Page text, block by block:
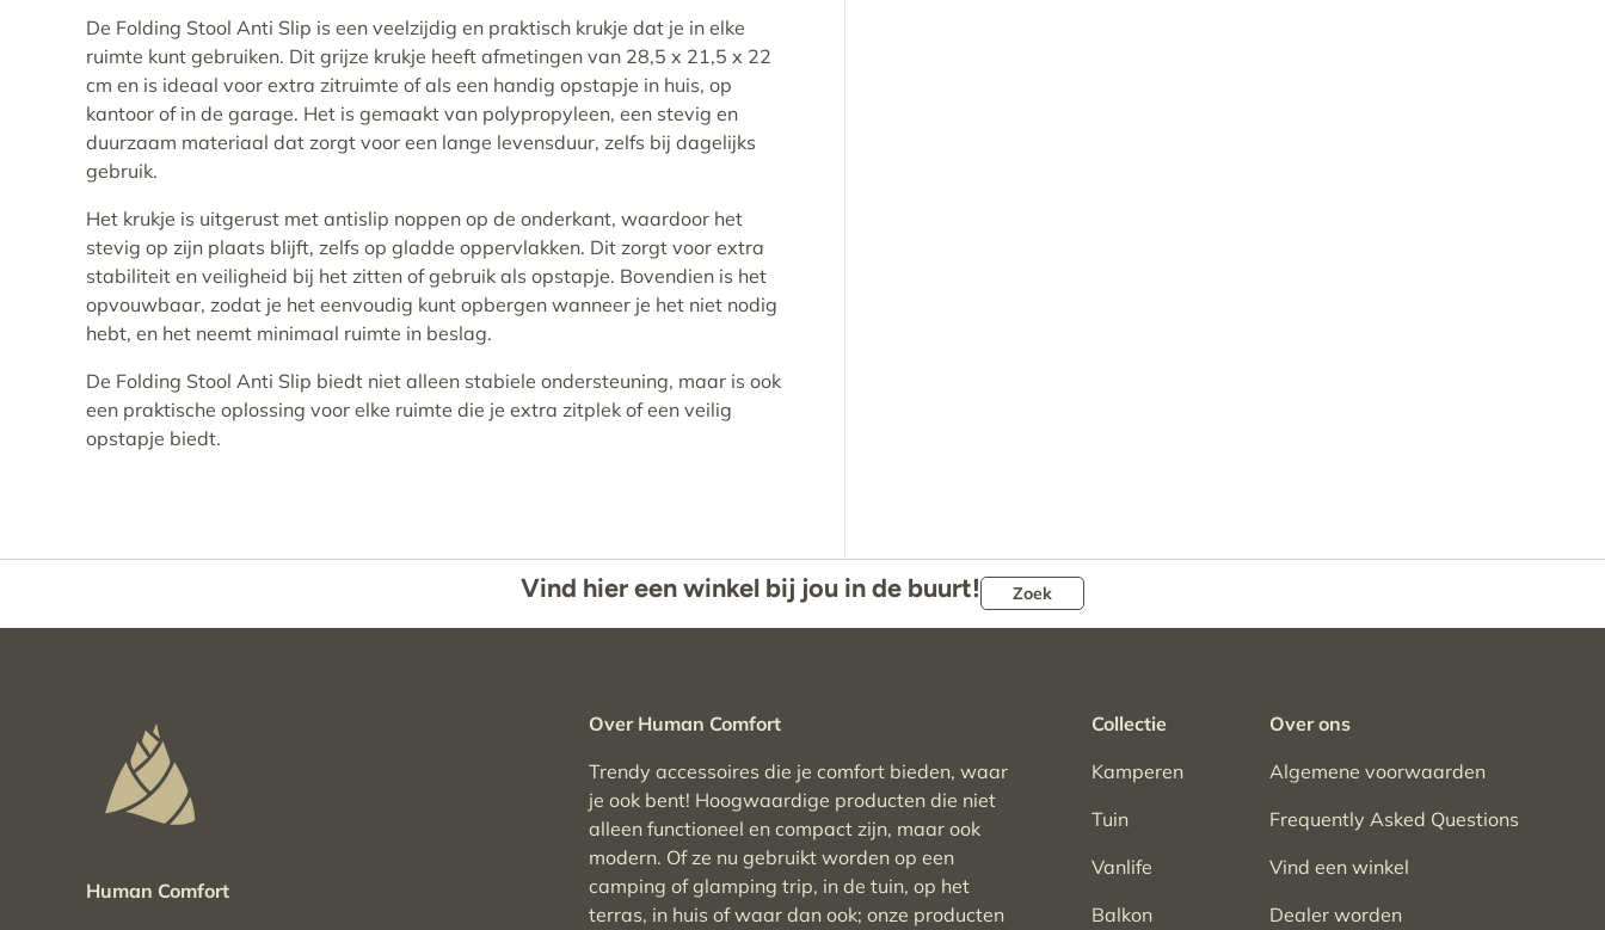
De Folding Stool Anti Slip is een veelzijdig en praktisch krukje dat je in elke
ruimte kunt gebruiken. Dit grijze krukje heeft afmetingen van 28,5 x 21,5 x 22
cm en is ideaal voor extra zitruimte of als een handig opstapje in huis, op
kantoor of in de garage. Het is gemaakt van polypropyleen, een stevig en
duurzaam materiaal dat zorgt voor een lange levensduur, zelfs bij dagelijks
gebruik.
Het krukje is uitgerust met antislip noppen op de onderkant, waardoor het
stevig op zijn plaats blijft, zelfs op gladde oppervlakken. Dit zorgt voor extra
stabiliteit en veiligheid bij het zitten of gebruik als opstapje. Bovendien is het
opvouwbaar, zodat je het eenvoudig kunt opbergen wanneer je het niet nodig
hebt, en het neemt minimaal ruimte in beslag.
De Folding Stool Anti Slip biedt niet alleen stabiele ondersteuning, maar is ook
een praktische oplossing voor elke ruimte die je extra zitplek of een veilig
opstapje biedt.
Vind hier een winkel bij jou in de buurt! Zoek
Human Comfort
Over Human Comfort
Trendy accessoires die je comfort bieden, waar
je ook bent! Hoogwaardige producten die niet
alleen functioneel en compact zijn, maar ook
modern. Of ze nu gebruikt worden op een
camping of glamping trip, in de tuin, op het
terras, in huis of waar dan ook; onze producten
Collectie
Kamperen
Tuin
Vanlife
Balkon
Over ons
Algemene voorwaarden
Frequently Asked Questions
Vind een winkel
Dealer worden